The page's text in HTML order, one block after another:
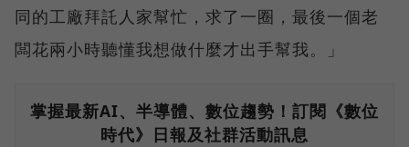
同的工廠拜託人家幫忙，求了一圈，最後一個老
闆花兩小時聽懂我想做什麼才出手幫我。」
掌握最新AI、半導體、數位趨勢！訂閱《數位
時代》日報及社群活動訊息